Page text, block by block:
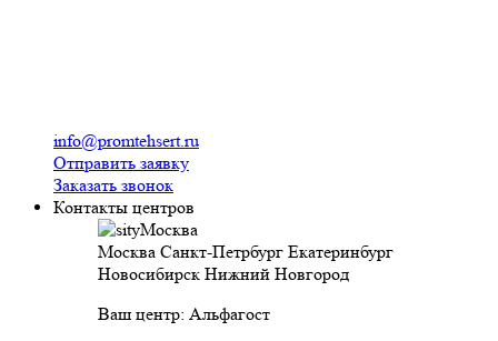
info@promtehsert.ru
Отправить заявку
Заказать звонок
Контакты центров
Москва
Москва Санкт-Петрбург Екатеринбург
Новосибирск Нижний Новгород
Ваш центр: Альфагост